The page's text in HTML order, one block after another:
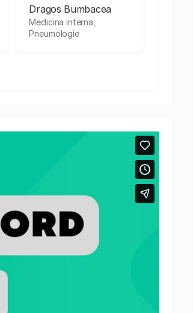
Dragos Bumbacea
Medicina interna,
Pneumologie